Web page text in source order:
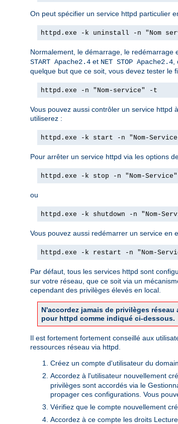
On peut spécifier un service httpd particulier
httpd.exe -k uninstall -n "Nom
Normalement, le démarrage, le redémarrage
START Apache2.4 et NET STOP Apache2.4
quelque but que ce soit, vous devez tester le
httpd.exe -n "Nom-service" -t
Vous pouvez aussi contrôler un service httpd
utiliserez :
httpd.exe -k start -n "Nom-
Pour arrêter un service httpd via les options
httpd.exe -k stop -n "Nom-Service"
ou
httpd.exe -k shutdown -n "Nom-
Vous pouvez aussi redémarrer un service en
httpd.exe -k restart -n "Nom-
Par défaut, tous les services httpd sont
sur votre réseau, que ce soit via un
cependant des privilèges élevés en local.
N'accordez jamais de privilèges réseau
pour httpd comme indiqué ci-dessous.
Il est fortement fortement conseillé aux
ressources réseau via httpd.
Créez un compte d'utilisateur du
Accordez à l'utilisateur nouvellement
privilèges sont accordés via le
propager ces configurations. Vous
Vérifiez que le compte nouvellement
Accordez à ce compte les droits